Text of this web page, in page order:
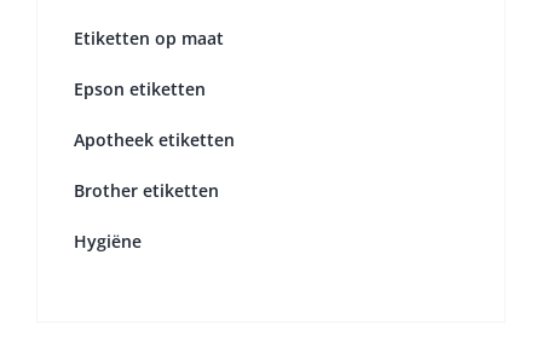
Etiketten op maat
Epson etiketten
Apotheek etiketten
Brother etiketten
Hygiëne